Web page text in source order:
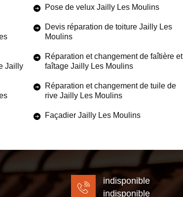
Jailly
Pose de velux Jailly Les Moulins
Devis réparation de toiture Jailly Les
Moulins
Réparation et changement de faîtière et
faîtage Jailly Les Moulins
Réparation et changement de tuile de
rive Jailly Les Moulins
Façadier Jailly Les Moulins
indisponible
indisponible